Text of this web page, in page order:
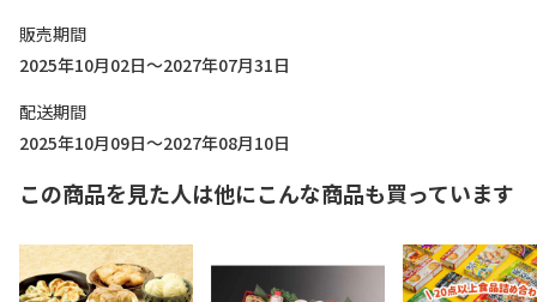
販売期間
2025年10月02日～2027年07月31日
配送期間
2025年10月09日～2027年08月10日
この商品を見た人は他にこんな商品も買っています